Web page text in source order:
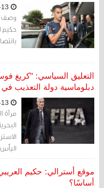
وصف
حكيم
التعليق السياسي: "كريغ
دبلوماسية دولة التعذيب في
مرآة
موقع أسترالي: حكيم
أساسًا؟